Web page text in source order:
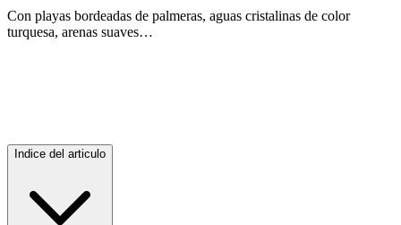
Con playas bordeadas de palmeras, aguas cristalinas de color
turquesa, arenas suaves…
Indice del articulo